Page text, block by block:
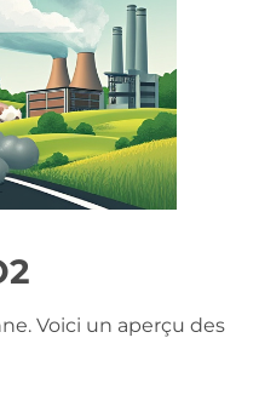
Voici un aperçu des